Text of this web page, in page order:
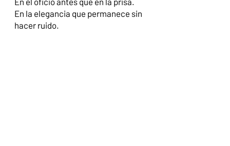
En la elegancia que permanece sin
hacer ruido.